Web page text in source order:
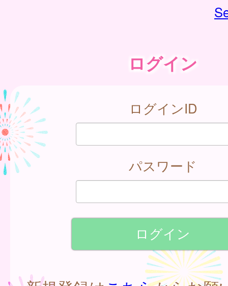
ログイン
ログインID
パスワード